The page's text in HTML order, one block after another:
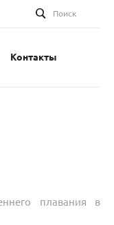
Поиск
Контакты
плавания в